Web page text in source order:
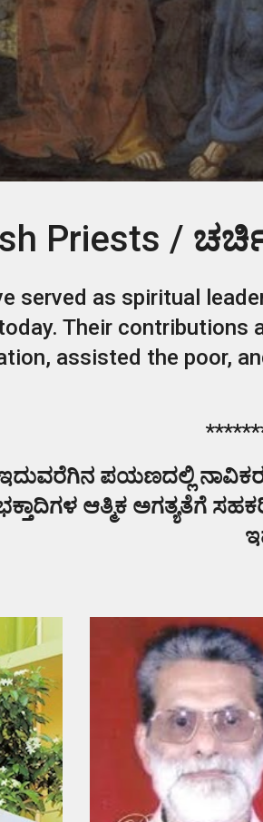
Priests /
served as spiritual
Their contributions
assisted the poor,
ಪಯಣದಲ್ಲಿ
ಭಕ್ತಾದಿಗಳ ಆತ್ಮಿಕ ಅಗತ್ಯತೆಗೆ